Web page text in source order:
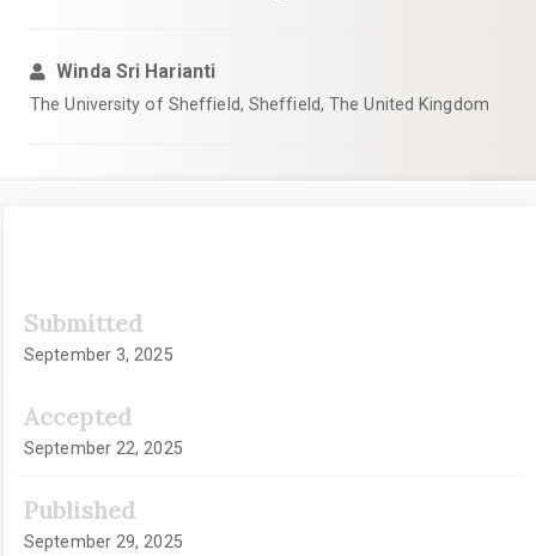
Winda Sri Harianti
The University of Sheffield, Sheffield, The United Kingdom
Sidebar
Submitted
September 3, 2025
Accepted
September 22, 2025
Published
September 29, 2025